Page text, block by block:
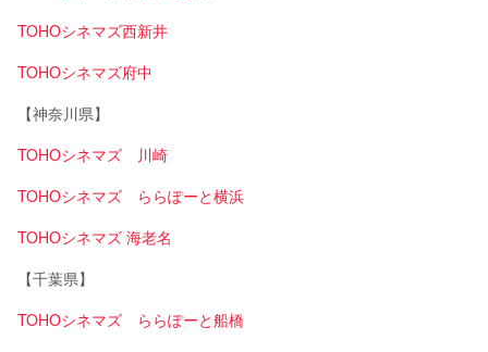
TOHOシネマズ西新井
TOHOシネマズ府中
【神奈川県】
TOHOシネマズ 川崎
TOHOシネマズ ららぽーと横浜
TOHOシネマズ 海老名
【千葉県】
TOHOシネマズ ららぽーと船橋